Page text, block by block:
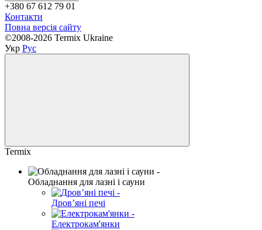
+380 67 612 79 01
Контакти
Повна версія сайту
©2008-2026 Termix Ukraine
Укр Рус
Termix
Обладнання для лазні і сауни
Дров’яні печі
Електрокам'янки